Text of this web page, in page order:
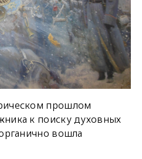
прошлом
к поиску духовных
вошла